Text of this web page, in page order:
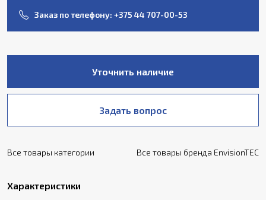
Заказ по телефону: +375 44 707-00-53
Уточнить наличие
Задать вопрос
Все товары категории Все товары бренда EnvisionTEC
Характеристики